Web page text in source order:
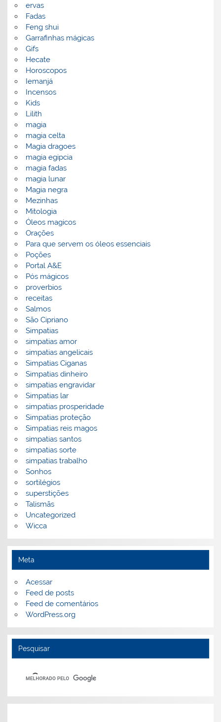
ervas
Fadas
Feng shui
Garrafinhas mágicas
Gifs
Hecate
Horoscopos
Iemanjá
Incensos
Kids
Lilith
magia
magia celta
Magia dragoes
magia egipcia
magia fadas
magia lunar
Magia negra
Mezinhas
Mitologia
Óleos magicos
Orações
Para que servem os óleos essenciais
Poções
Portal A&E
Pós mágicos
proverbios
receitas
Salmos
São Cipriano
Simpatias
simpatias amor
simpatias angelicais
Simpatias Ciganas
Simpatias dinheiro
simpatias engravidar
Simpatias lar
simpatias prosperidade
Simpatias proteção
Simpatias reis magos
simpatias santos
simpatias sorte
simpatias trabalho
Sonhos
sortilégios
superstições
Talismãs
Uncategorized
Wicca
Meta
Acessar
Feed de posts
Feed de comentários
WordPress.org
Pesquisar